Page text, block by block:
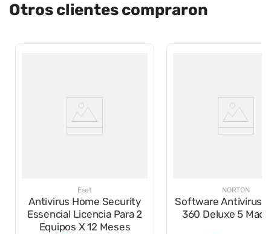
Otros clientes compraron
Eset
Antivirus Home Security
Essencial Licencia Para 2
Equipos X 12 Meses
NORTON
Software Antivirus
360 Deluxe 5